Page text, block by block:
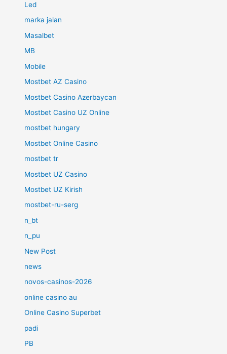
Led
marka jalan
Masalbet
MB
Mobile
Mostbet AZ Casino
Mostbet Casino Azerbaycan
Mostbet Casino UZ Online
mostbet hungary
Mostbet Online Casino
mostbet tr
Mostbet UZ Casino
Mostbet UZ Kirish
mostbet-ru-serg
n_bt
n_pu
New Post
news
novos-casinos-2026
online casino au
Online Casino Superbet
padi
PB